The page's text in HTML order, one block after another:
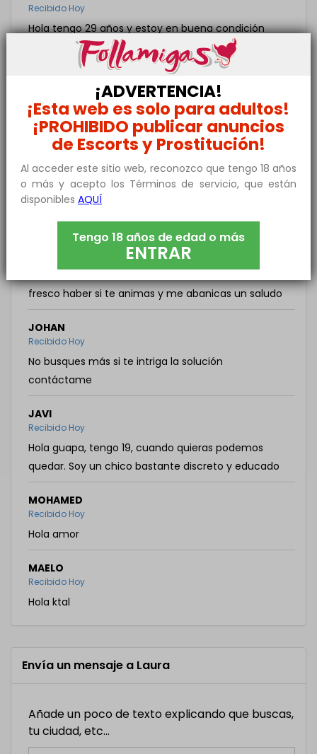
Recibido Hoy
Hola tengo 29 años y estoy en buena condición
física. No sé qué clase de encuentros has tenido
pero te garantizo quejas yo nunca he tenido. Si te
interesa probar hasta que tanto tú puedes
aguantar escríbeme
Lauraha respondido a este mensaje!
Recibido Hoy
Hola soy activ de 30años
VICTOR
Recibido Hoy
Hola soy un madurito de Madrid con ganas de tener
fresco haber si te animas y me abanicas un saludo
JOHAN
Recibido Hoy
No busques más si te intriga la solución
contáctame
JAVI
Recibido Hoy
Hola guapa, tengo 19, cuando quieras podemos
quedar. Soy un chico bastante discreto y educado
MOHAMED
Recibido Hoy
Hola amor
MAELO
Recibido Hoy
Hola ktal
Envía un mensaje a Laura
Añade un poco de texto explicando que buscas,
tu ciudad, etc...
¡ADVERTENCIA!
¡Esta web es solo para adultos!
¡PROHIBIDO publicar anuncios
de Escorts y Prostitución!
Al acceder este sitio web, reconozco que tengo 18 años
o más y acepto los Términos de servicio, que están
disponibles AQUÍ
Tengo 18 años de edad o más
ENTRAR